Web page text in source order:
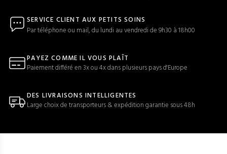
SERVICE CLIENT AUX PETITS SOINS
Par téléphone ou mail, du lundi au vendredi de 9h30 à 18h00
PAYEZ COMME IL VOUS PLAÎT
Paiement différé en 3x ou 4x dans plusieurs pays d'Europe
DES LIVRAISONS INTELLIGENTES
Large choix de transporteurs & expédition garantie sous 48h